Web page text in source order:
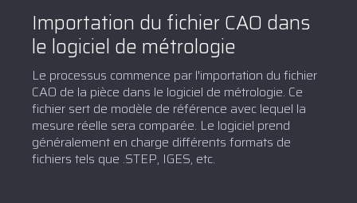
Importation du fichier CAO dans
le logiciel de métrologie
Le processus commence par l'importation du fichier
CAO de la pièce dans le logiciel de métrologie. Ce
fichier sert de modèle de référence avec lequel la
mesure réelle sera comparée. Le logiciel prend
généralement en charge différents formats de
fichiers tels que .STEP, IGES, etc.